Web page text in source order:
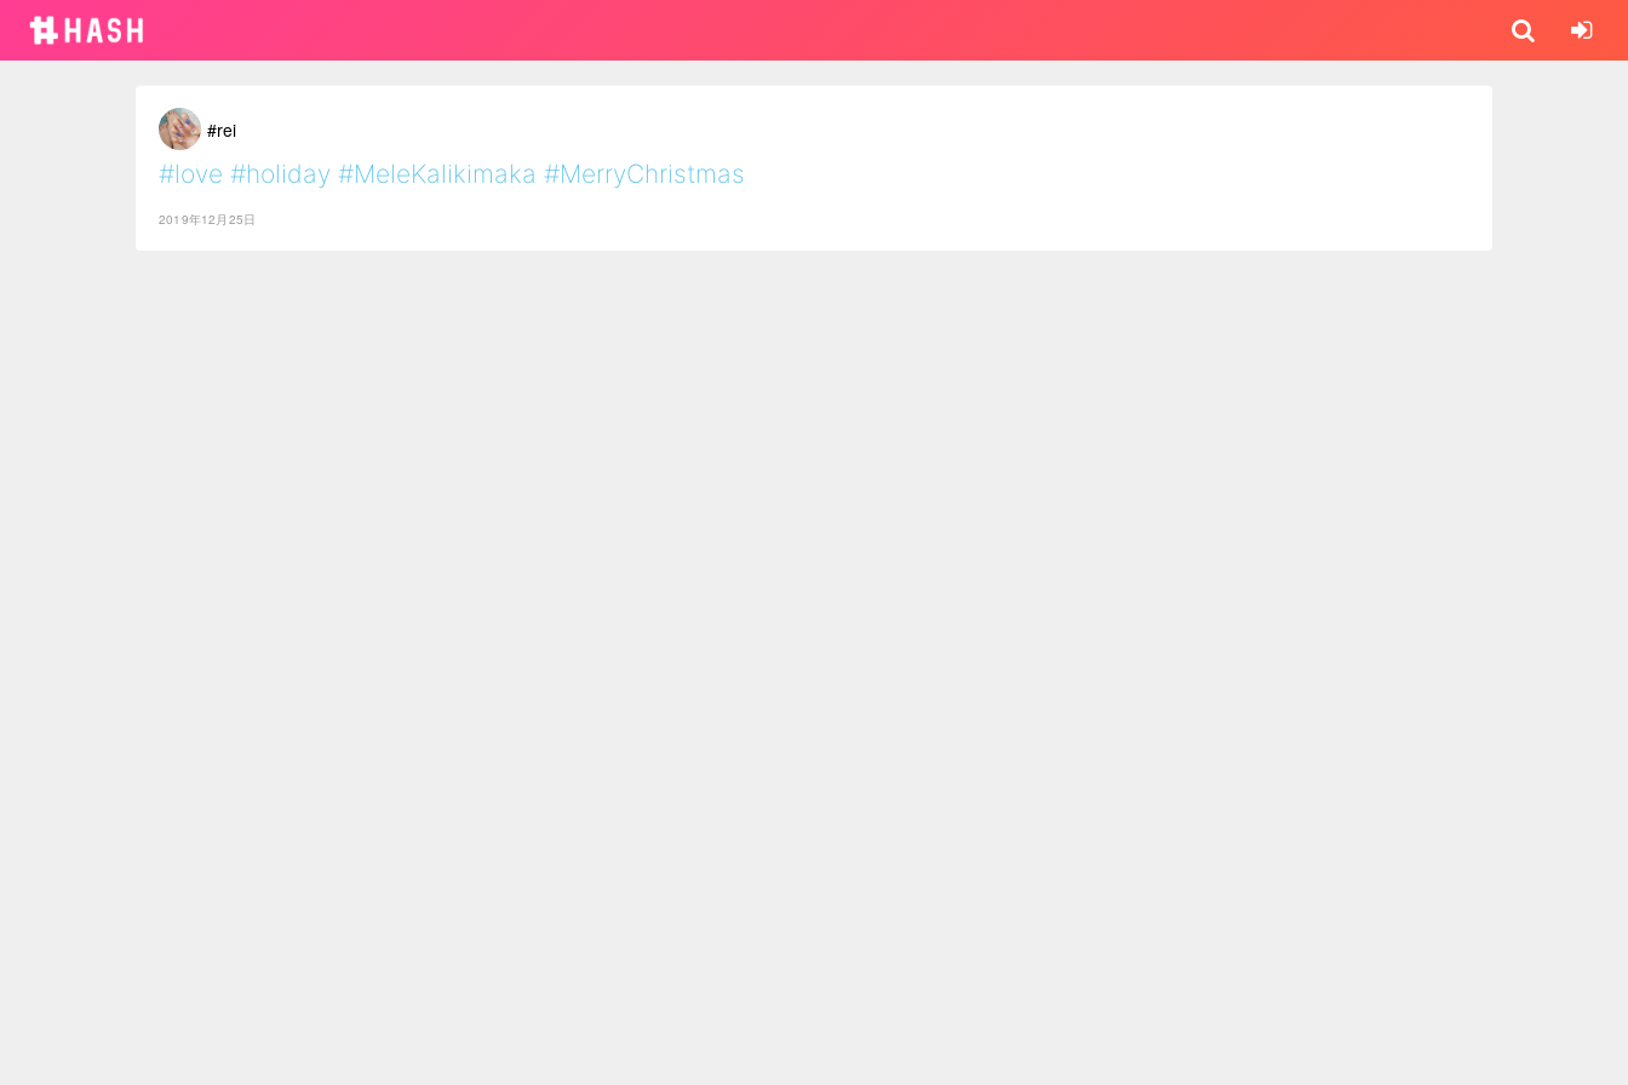
#rei
#love #holiday #MeleKalikimaka #MerryChristmas
2019年12月25日